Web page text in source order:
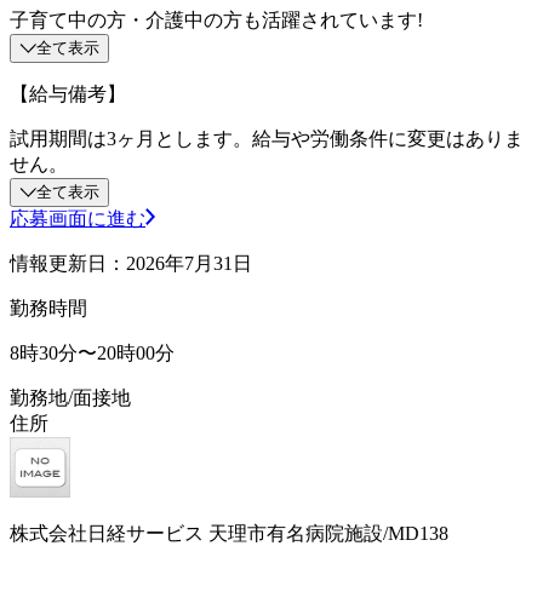
子育て中の方・介護中の方も活躍されています!
全て表示
【給与備考】
試用期間は3ヶ月とします。給与や労働条件に変更はありま
せん。
全て表示
応募画面に進む
情報更新日：2026年7月31日
勤務時間
8時30分〜20時00分
勤務地/面接地
住所
株式会社日経サービス 天理市有名病院施設/MD138